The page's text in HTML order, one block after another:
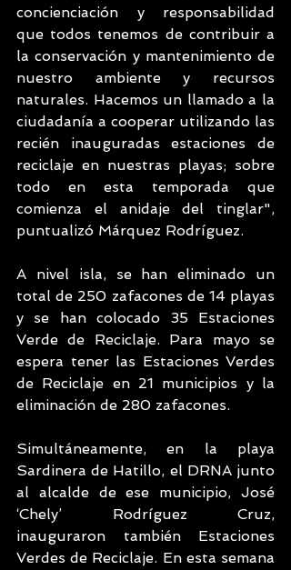
concienciación y responsabilidad
que todos tenemos de contribuir a
la conservación y mantenimiento de
nuestro ambiente y recursos
naturales. Hacemos un llamado a la
ciudadanía a cooperar utilizando las
recién inauguradas estaciones de
reciclaje en nuestras playas; sobre
todo en esta temporada que
comienza el anidaje del tinglar",
puntualizó Márquez Rodríguez.
A nivel isla, se han eliminado un
total de 250 zafacones de 14 playas
y se han colocado 35 Estaciones
Verde de Reciclaje. Para mayo se
espera tener las Estaciones Verdes
de Reciclaje en 21 municipios y la
eliminación de 280 zafacones.
Simultáneamente, en la playa
Sardinera de Hatillo, el DRNA junto
al alcalde de ese municipio, José
‘Chely’ Rodríguez Cruz,
inauguraron también Estaciones
Verdes de Reciclaje. En esta semana